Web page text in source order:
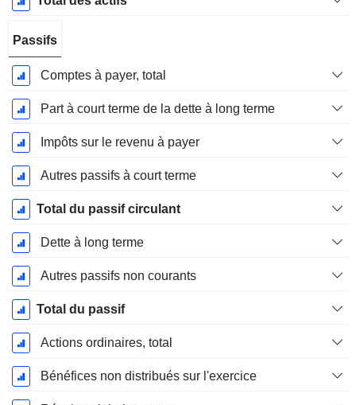
Passifs
Comptes à payer, total
Part à court terme de la dette à long terme
Impôts sur le revenu à payer
Autres passifs à court terme
Total du passif circulant
Dette à long terme
Autres passifs non courants
Total du passif
Actions ordinaires, total
Bénéfices non distribués sur l'exercice